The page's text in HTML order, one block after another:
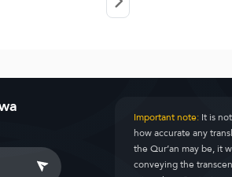
Important note:It is
how accurate any
the Qur’an may be, it
conveying the